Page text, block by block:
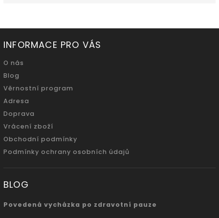
INFORMACE PRO VÁS
O nás
Blog
Věrnostní program
Adresa
Doprava
Vrácení zboží
Obchodní podmínky
Podmínky ochrany osobních údajů
BLOG
Povedená vycházka po zdravotní pauze